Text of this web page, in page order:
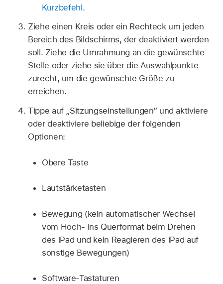
Kurzbefehl.
Ziehe einen Kreis oder ein Rechteck um jeden
Bereich des Bildschirms, der deaktiviert werden
soll. Ziehe die Umrahmung an die gewünschte
Stelle oder ziehe sie über die Auswahlpunkte
zurecht, um die gewünschte Größe zu
erreichen.
Tippe auf „Sitzungseinstellungen“ und aktiviere
oder deaktiviere beliebige der folgenden
Optionen:
Obere Taste
Lautstärketasten
Bewegung (kein automatischer Wechsel
vom Hoch- ins Querformat beim Drehen
des iPad und kein Reagieren des iPad auf
sonstige Bewegungen)
Software-Tastaturen